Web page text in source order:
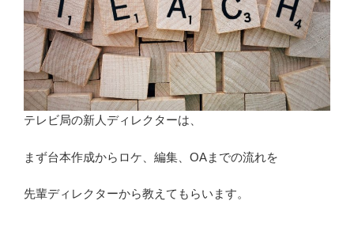
テレビ局の新人ディレクターは、
まず台本作成からロケ、編集、OAまでの流れを
先輩ディレクターから教えてもらいます。